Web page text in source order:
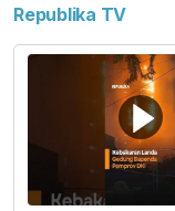
Republika TV